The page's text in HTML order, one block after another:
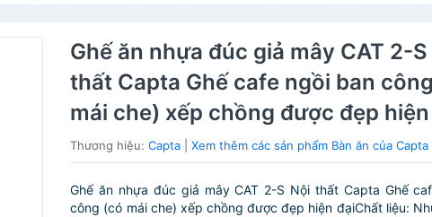
Ghế ăn nhựa đúc giả mây CAT 2-S
thất Capta Ghế cafe ngồi ban
mái che) xếp chồng được đẹp
Thương hiệu:Capta |Xem thêm các sản phẩm Bàn ăn của Capta
Ghế ăn nhựa đúc giả mây CAT 2-S Nội thất Capta Ghế
công (có mái che) xếp chồng được đẹp hiện đạiChất liệu: